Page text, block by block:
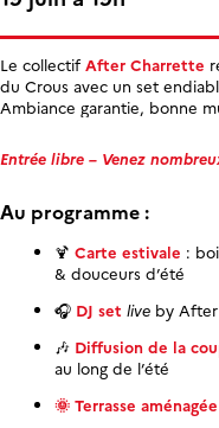
Le collectifAfter Charrette
du Crous avec un set
Ambiance garantie, bonne
Entrée libre – Venez
Au programme :
🍹 Carte estivale :
& douceurs d’été
🎧DJ set liveby After
🎶 Diffusion de la
au long de l’été
🌞 Terrasse aménagée